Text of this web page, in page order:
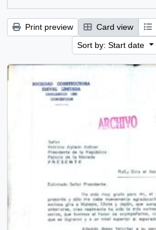
Print preview Card view
Sort by: Start date